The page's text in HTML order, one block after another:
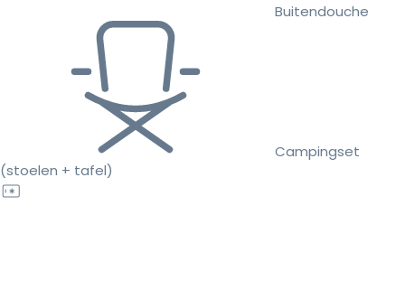
Buitendouche
Campingset
(stoelen + tafel)